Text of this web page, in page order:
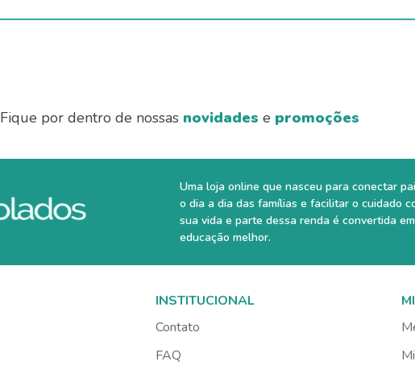
Fique por dentro de nossas novidades e promoções
Uma loja online que nasceu para conectar
o dia a dia das famílias e facilitar o cuidado
sua vida e parte dessa renda é convertida
educação melhor.
INSTITUCIONAL
Contato
FAQ